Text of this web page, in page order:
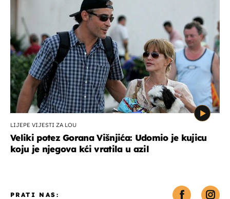
LIJEPE VIJESTI ZA LOU
Veliki potez Gorana Višnjića: Udomio je kujicu
koju je njegova kći vratila u azil
PRATI NAS: